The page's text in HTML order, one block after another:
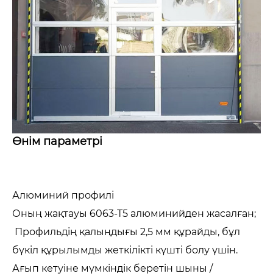
Өнім параметрі
Алюминий профилі
Оның жақтауы 6063-Т5 алюминийден жасалған;
Профильдің қалыңдығы 2,5 мм құрайды, бұл
бүкіл құрылымды жеткілікті күшті болу үшін.
Ағып кетуіне мүмкіндік беретін шыны /